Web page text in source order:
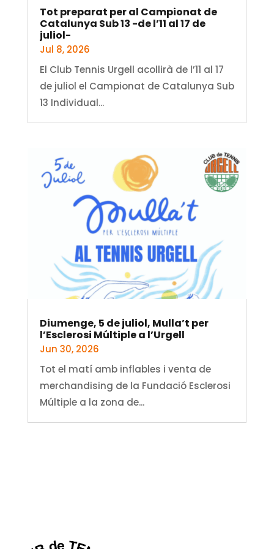
Tot preparat per al Campionat de
Catalunya Sub 13 -de l’11 al 17 de
juliol-
Jul 8, 2026
El Club Tennis Urgell acollirà de l’11 al 17
de juliol el Campionat de Catalunya Sub
13 Individual...
Diumenge, 5 de juliol, Mulla’t per
l’Esclerosi Múltiple a l’Urgell
Jun 30, 2026
Tot el matí amb inflables i venta de
merchandising de la Fundació Esclerosi
Múltiple a la zona de...